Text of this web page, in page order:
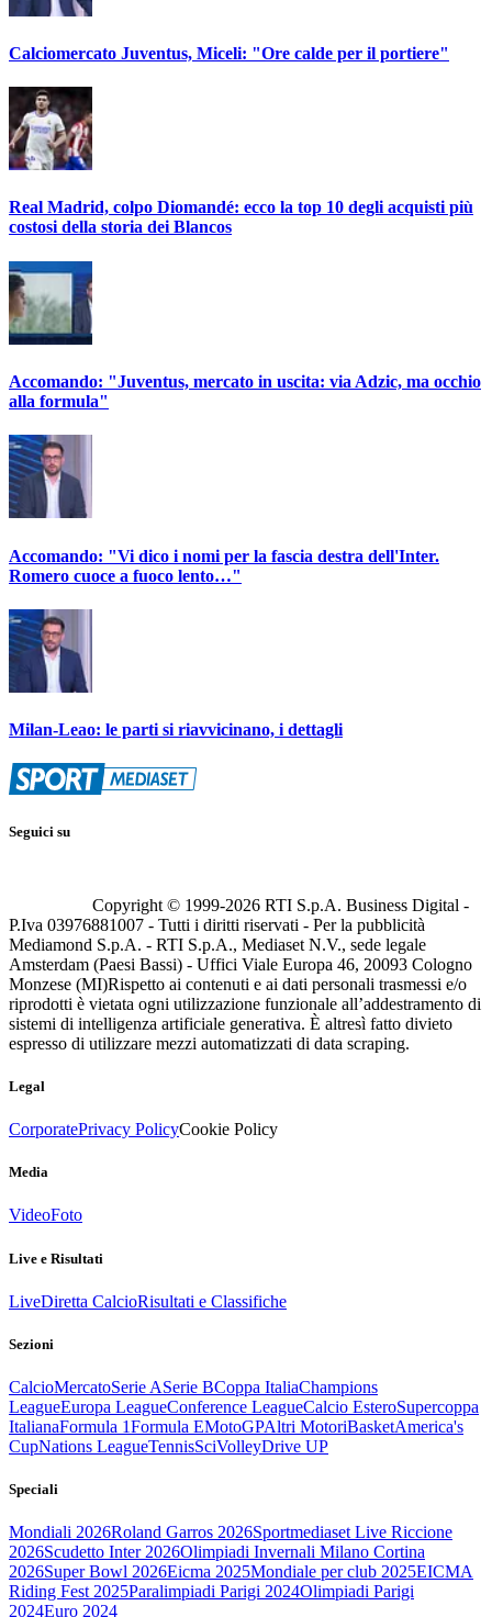
Calciomercato Juventus, Miceli: "Ore calde per il portiere"
Real Madrid, colpo Diomandé: ecco la top 10 degli acquisti più
costosi della storia dei Blancos
Accomando: "Juventus, mercato in uscita: via Adzic, ma occhio
alla formula"
Accomando: "Vi dico i nomi per la fascia destra dell'Inter.
Romero cuoce a fuoco lento…"
Milan-Leao: le parti si riavvicinano, i dettagli
Seguici su
Copyright © 1999-2026 RTI S.p.A. Business Digital -
P.Iva 03976881007 - Tutti i diritti riservati - Per la pubblicità
Mediamond S.p.A. - RTI S.p.A., Mediaset N.V., sede legale
Amsterdam (Paesi Bassi) - Uffici Viale Europa 46, 20093 Cologno
Monzese (MI)Rispetto ai contenuti e ai dati personali trasmessi e/o
riprodotti è vietata ogni utilizzazione funzionale all’addestramento di
sistemi di intelligenza artificiale generativa. È altresì fatto divieto
espresso di utilizzare mezzi automatizzati di data scraping.
Legal
CorporatePrivacy PolicyCookie Policy
Media
VideoFoto
Live e Risultati
LiveDiretta CalcioRisultati e Classifiche
Sezioni
CalcioMercatoSerie ASerie BCoppa ItaliaChampions
LeagueEuropa LeagueConference LeagueCalcio EsteroSupercoppa
ItalianaFormula 1Formula EMotoGPAltri MotoriBasketAmerica's
CupNations LeagueTennisSciVolleyDrive UP
Speciali
Mondiali 2026Roland Garros 2026Sportmediaset Live Riccione
2026Scudetto Inter 2026Olimpiadi Invernali Milano Cortina
2026Super Bowl 2026Eicma 2025Mondiale per club 2025EICMA
Riding Fest 2025Paralimpiadi Parigi 2024Olimpiadi Parigi
2024Euro 2024